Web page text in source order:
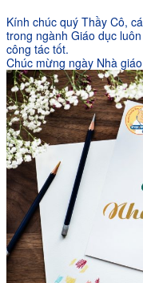
Kính chúc quý Thầy Cô,
trong ngành Giáo dục
công tác tốt.
Chúc mừng ngày Nhà